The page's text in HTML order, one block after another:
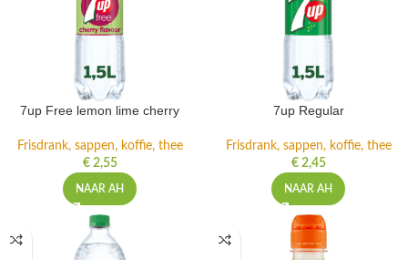
7up Free lemon lime cherry
Frisdrank, sappen, koffie, thee
€2,55
NAAR AH
7up Regular
Frisdrank, sappen, koffie, thee
€2,45
NAAR AH